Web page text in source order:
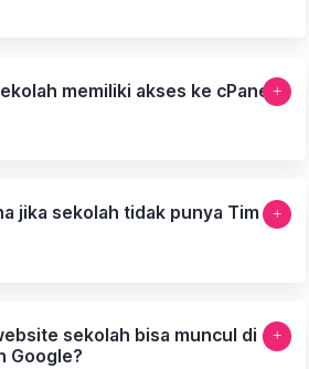
memiliki akses ke cPanel
jika sekolah tidak punya Tim
sekolah bisa muncul di
Google?